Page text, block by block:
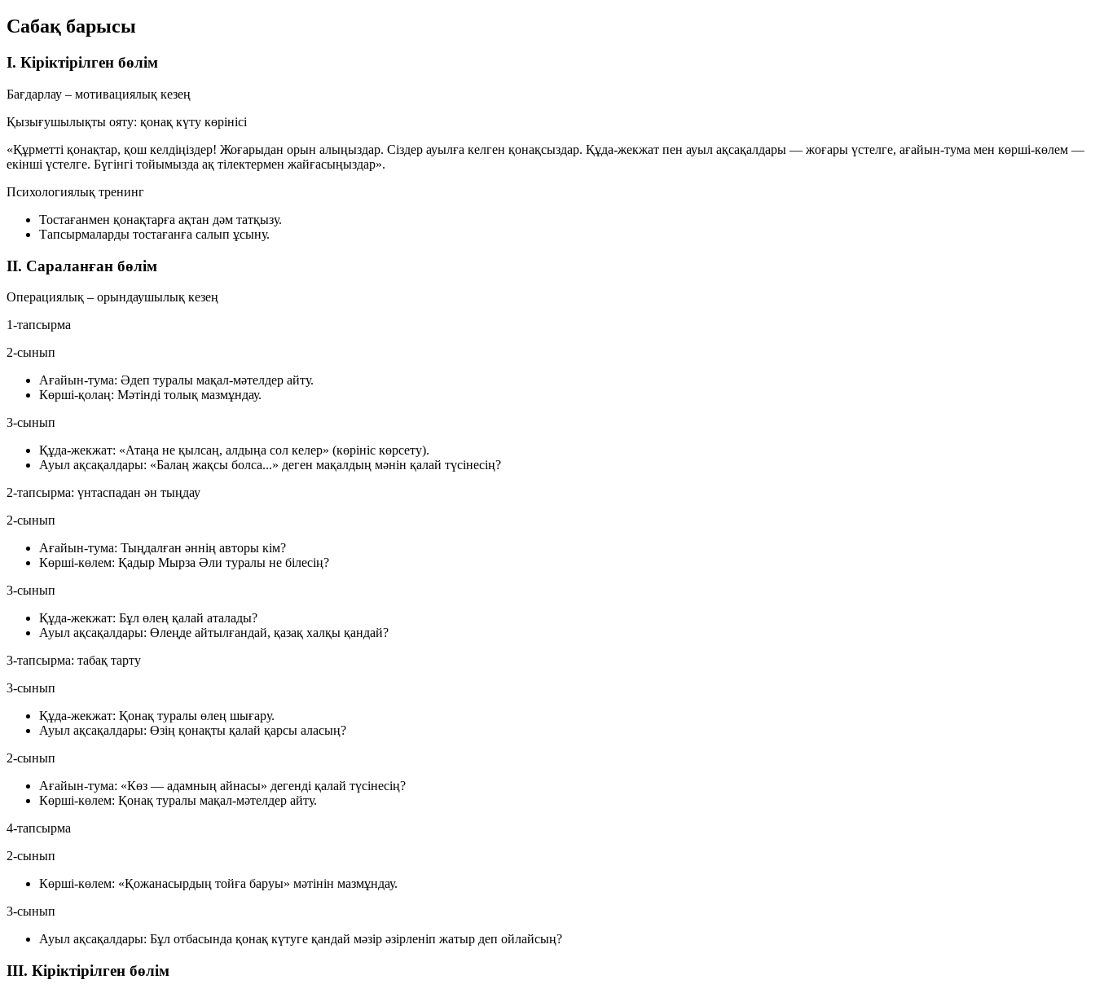
Сабақ барысы
I. Кіріктірілген бөлім
Бағдарлау – мотивациялық кезең
Қызығушылықты ояту: қонақ күту көрінісі
«Құрметті қонақтар, қош келдіңіздер! Жоғарыдан орын алыңыздар. Сіздер ауылға келген қонақсыздар. Құда-жекжат пен ауыл ақсақалдары — жоғары үстелге, ағайын-тума мен көрші-көлем —
екінші үстелге. Бүгінгі тойымызда ақ тілектермен жайғасыңыздар».
Психологиялық тренинг
Тостағанмен қонақтарға ақтан дәм татқызу.
Тапсырмаларды тостағанға салып ұсыну.
II. Сараланған бөлім
Операциялық – орындаушылық кезең
1-тапсырма
2-сынып
Ағайын-тума: Әдеп туралы мақал-мәтелдер айту.
Көрші-қолаң: Мәтінді толық мазмұндау.
3-сынып
Құда-жекжат: «Атаңа не қылсаң, алдыңа сол келер» (көрініс көрсету).
Ауыл ақсақалдары: «Балаң жақсы болса...» деген мақалдың мәнін қалай түсінесің?
2-тапсырма: үнтаспадан ән тыңдау
2-сынып
Ағайын-тума: Тыңдалған әннің авторы кім?
Көрші-көлем: Қадыр Мырза Әли туралы не білесің?
3-сынып
Құда-жекжат: Бұл өлең қалай аталады?
Ауыл ақсақалдары: Өлеңде айтылғандай, қазақ халқы қандай?
3-тапсырма: табақ тарту
3-сынып
Құда-жекжат: Қонақ туралы өлең шығару.
Ауыл ақсақалдары: Өзің қонақты қалай қарсы аласың?
2-сынып
Ағайын-тума: «Көз — адамның айнасы» дегенді қалай түсінесің?
Көрші-көлем: Қонақ туралы мақал-мәтелдер айту.
4-тапсырма
2-сынып
Көрші-көлем: «Қожанасырдың тойға баруы» мәтінін мазмұндау.
3-сынып
Ауыл ақсақалдары: Бұл отбасында қонақ күтуге қандай мәзір әзірленіп жатыр деп ойлайсың?
III. Кіріктірілген бөлім